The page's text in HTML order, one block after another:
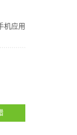
机应用